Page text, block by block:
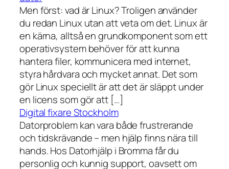
Men först: vad är Linux? Troligen använder
du redan Linux utan att veta om det. Linux är
en kärna, alltså en grundkomponent som ett
operativsystem behöver för att kunna
hantera filer, kommunicera med internet,
styra hårdvara och mycket annat. Det som
gör Linux speciellt är att det är släppt under
en licens som gör att […]
Digital fixare Stockholm
Datorproblem kan vara både frustrerande
och tidskrävande – men hjälp finns nära till
hands. Hos Datorhjälp i Bromma får du
personlig och kunnig support, oavsett om